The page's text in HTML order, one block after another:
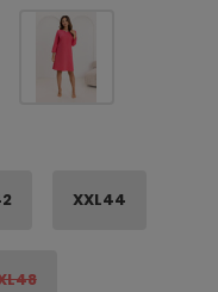
XXL44